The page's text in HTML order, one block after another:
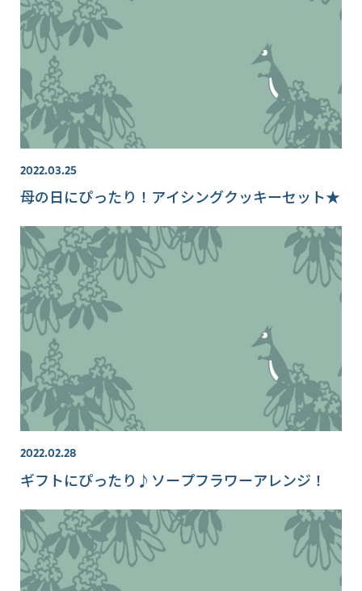
2022.03.25
母の日にぴったり！アイシングクッキーセット★
2022.02.28
ギフトにぴったり♪ソープフラワーアレンジ！